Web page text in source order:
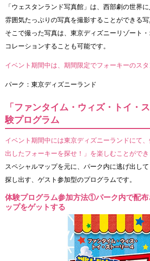
「ウェスタンランド写真館」は、西部劇の世界
雰囲気たっぷりの写真を撮影することができる写
そこで撮った写真は、東京ディズニーリゾート
コレーションすることも可能です。
イベント期間中は、期間限定でフォーキーのスタ
パーク：東京ディズニーランド
「ファンタイム・ウィズ・トイ・
験プログラム
イベント期間中には東京ディズニーランドにて
出したフォーキーを探せ！」を楽しむことができ
スペシャルマップを元に、パーク内に逃げ出し
探し出す、ゲスト参加型のプログラムです。
体験プログラム参加方法①パーク内で配
ップをゲットする